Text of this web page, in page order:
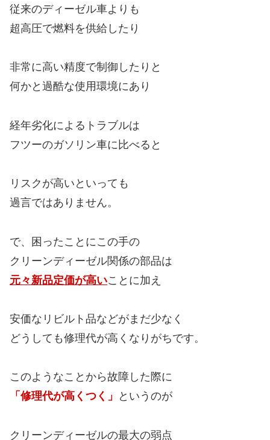
従来のディーゼル車よりも
超高圧で燃料を供給したり
非常に高い精度で制御したりと
何かと過酷な使用環境にあり
経年劣化によるトラブルは
フツーのガソリン車に比べると
リスクが高いといっても
過言ではありません。
で、困ったことにこの手の
クリーンディーゼル関係の部品は
元々新品定価が高いことに加え
安価なリビルト品などがまだ少なく
どうしても修理代が高くなりがちです。
このようなことから故障した際に
「修理代が高くつく」
というのが
クリーンディーゼルの最大の弱点